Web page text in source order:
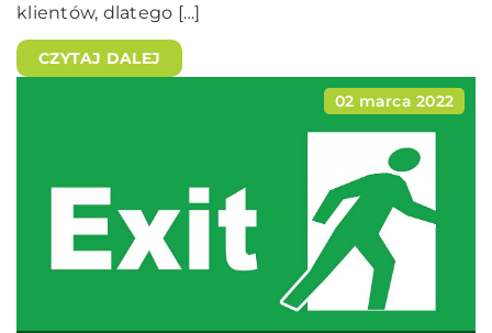
klientów, dlatego […]
CZYTAJ DALEJ
02 marca 2022